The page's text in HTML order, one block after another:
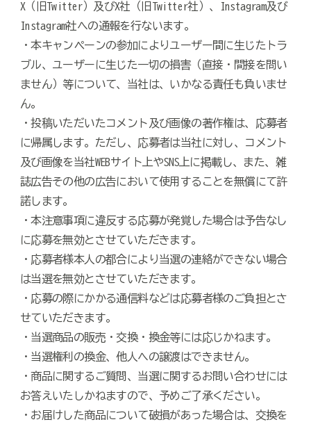
X（旧Twitter）及びX社（旧Twitter社）、Instagram及び
Instagram社への通報を行ないます。
・本キャンペーンの参加によりユーザー間に生じたトラ
ブル、ユーザーに生じた一切の損害（直接・間接を問い
ません）等について、当社は、いかなる責任も負いませ
ん。
・投稿いただいたコメント及び画像の著作権は、応募者
に帰属します。ただし、応募者は当社に対し、コメント
及び画像を当社WEBサイト上やSNS上に掲載し、また、雑
誌広告その他の広告において使用することを無償にて許
諾します。
・本注意事項に違反する応募が発覚した場合は予告なし
に応募を無効とさせていただきます。
・応募者様本人の都合により当選の連絡ができない場合
は当選を無効とさせていただきます。
・応募の際にかかる通信料などは応募者様のご負担とさ
せていただきます。
・当選商品の販売・交換・換金等には応じかねます。
・当選権利の換金、他人への譲渡はできません。
・商品に関するご質問、当選に関するお問い合わせには
お答えいたしかねますので、予めご了承ください。
・お届けした商品について破損があった場合は、交換を